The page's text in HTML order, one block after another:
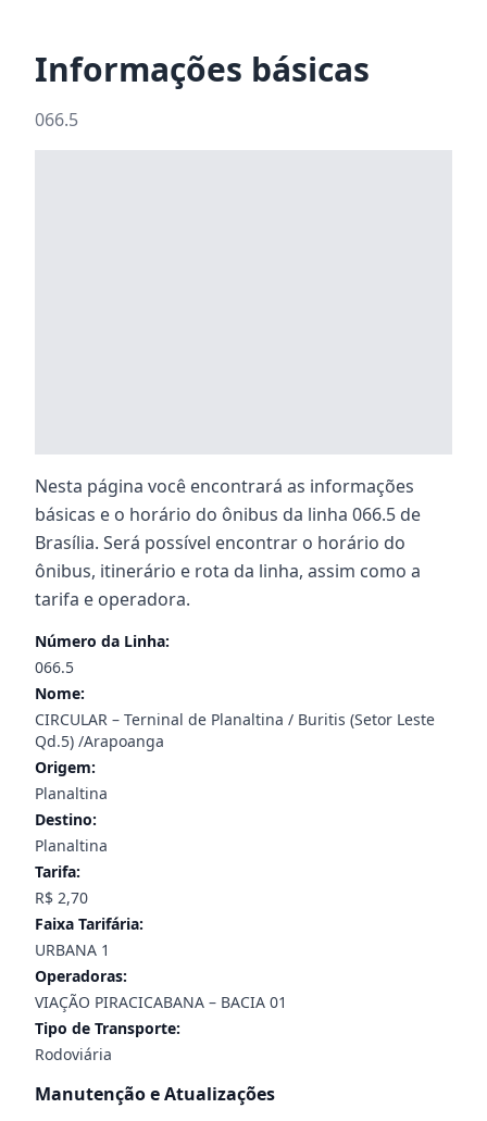
Informações básicas
066.5
Nesta página você encontrará as informações
básicas e o horário do ônibus da linha 066.5 de
Brasília. Será possível encontrar o horário do
ônibus, itinerário e rota da linha, assim como a
tarifa e operadora.
Número da Linha:
066.5
Nome:
CIRCULAR – Terninal de Planaltina / Buritis (Setor Leste
Qd.5) /Arapoanga
Origem:
Planaltina
Destino:
Planaltina
Tarifa:
R$ 2,70
Faixa Tarifária:
URBANA 1
Operadoras:
VIAÇÃO PIRACICABANA – BACIA 01
Tipo de Transporte:
Rodoviária
Manutenção e Atualizações